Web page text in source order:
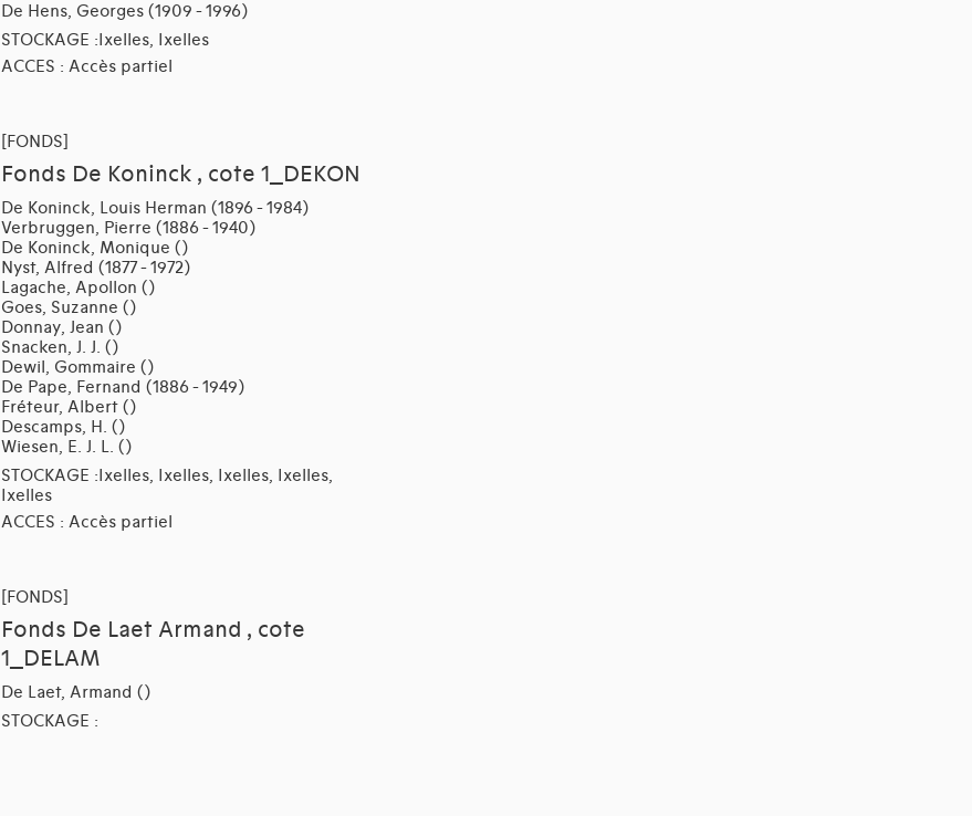
De Hens, Georges (1909 - 1996)
STOCKAGE :Ixelles, Ixelles
ACCES : Accès partiel
[FONDS]
Fonds De Koninck , cote 1_DEKON
De Koninck, Louis Herman (1896 - 1984)
Verbruggen, Pierre (1886 - 1940)
De Koninck, Monique ()
Nyst, Alfred (1877 - 1972)
Lagache, Apollon ()
Goes, Suzanne ()
Donnay, Jean ()
Snacken, J. J. ()
Dewil, Gommaire ()
De Pape, Fernand (1886 - 1949)
Fréteur, Albert ()
Descamps, H. ()
Wiesen, E. J. L. ()
STOCKAGE :Ixelles, Ixelles, Ixelles, Ixelles,
Ixelles
ACCES : Accès partiel
[FONDS]
Fonds De Laet Armand , cote
1_DELAM
De Laet, Armand ()
STOCKAGE :